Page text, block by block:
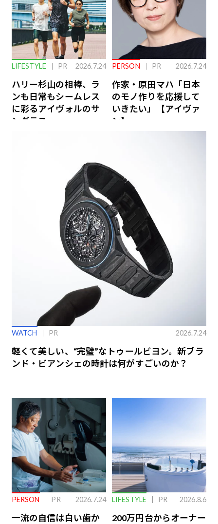
LIFESTYLE PR 2026.7.24
ハリー杉山の相棒、ラ
ンも日常もシームレス
に彩るアイヴォルのサ
ングラス
PERSON PR 2026.7.24
作家・原田マハ「日本
のモノ作りを応援して
いきたい」【アイヴァ
ン】
WATCH PR 2026.7.24
軽くて美しい、“完璧”なトゥールビヨン。新ブラ
ンド・ビアンシェの時計は何がすごいのか？
PERSON PR 2026.7.24
一流の自信は白い歯か
LIFESTYLE PR 2026.8.6
200万円台からオーナー